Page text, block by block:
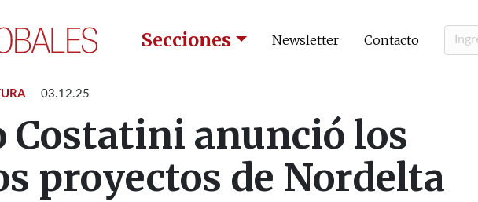
Secciones Newsletter Contacto
03.12.25
Costatini anunció los
proyectos de Nordelta